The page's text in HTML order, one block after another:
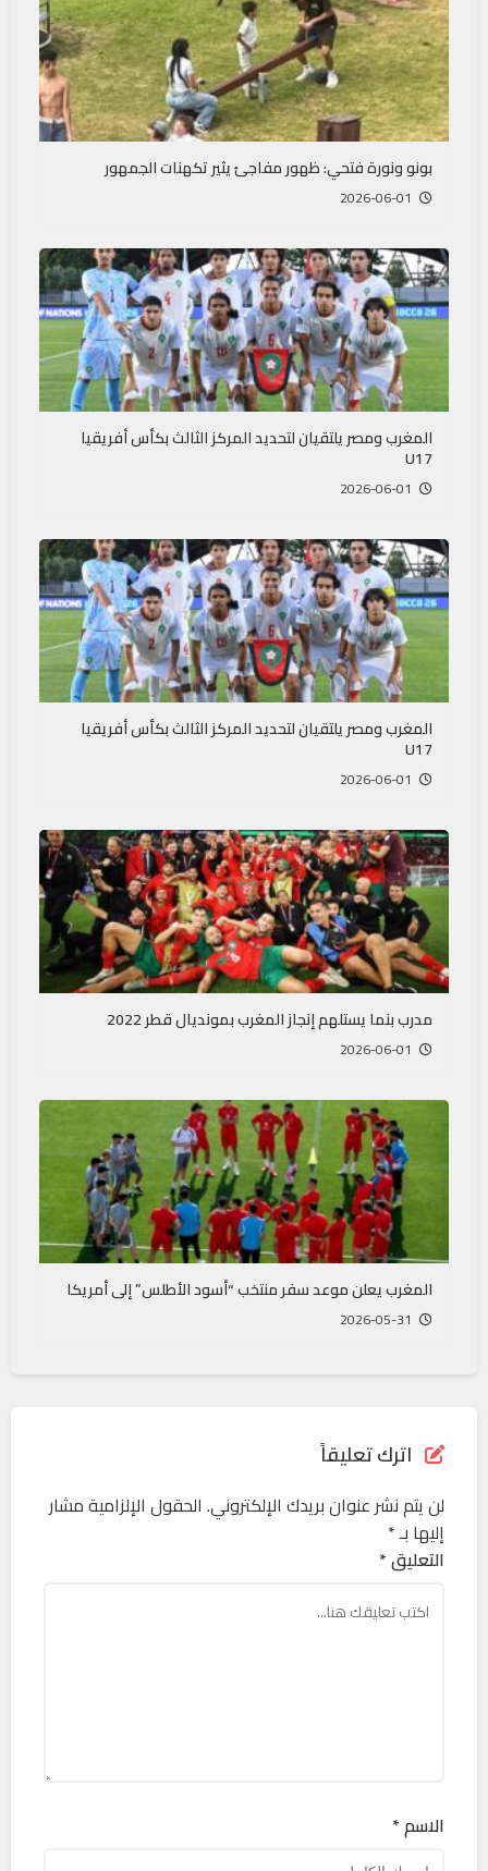
بونو ونورة فتحي: ظهور مفاجئ يثير تكهنات الجمهور
المغرب ومصر يلتقيان لتحديد المركز الثالث بكأس أفريقيا
U17
المغرب ومصر يلتقيان لتحديد المركز الثالث بكأس أفريقيا
U17
مدرب بنما يستلهم إنجاز المغرب بمونديال قطر 2022
المغرب يعلن موعد سفر منتخب “أسود الأطلس” إلى أمريكا
اترك تعليقاً
لن يتم نشر عنوان بريدك الإلكتروني. الحقول الإلزامية مشار
إليها بـ*
التعليق *
الاسم *